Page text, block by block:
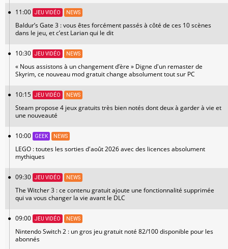
11:00 JEU VIDÉO NEWS
Baldur’s Gate 3 : vous êtes forcément passés à côté de ces 10 scènes
dans le jeu, et c’est Larian qui le dit
10:30 JEU VIDÉO NEWS
« Nous assistons à un changement d’ère » Digne d'un remaster de
Skyrim, ce nouveau mod gratuit change absolument tout sur PC
10:15 JEU VIDÉO NEWS
Steam propose 4 jeux gratuits très bien notés dont deux à garder à vie et
une nouveauté
10:00 GEEK NEWS
LEGO : toutes les sorties d'août 2026 avec des licences absolument
mythiques
09:30 JEU VIDÉO NEWS
The Witcher 3 : ce contenu gratuit ajoute une fonctionnalité supprimée
qui va vous changer la vie avant le DLC
09:00 JEU VIDÉO NEWS
Nintendo Switch 2 : un gros jeu gratuit noté 82/100 disponible pour les
abonnés